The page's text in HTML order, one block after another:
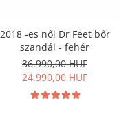
2018 -es női Dr Feet bőr
szandál - fehér
36.990,00 HUF
24.990,00 HUF